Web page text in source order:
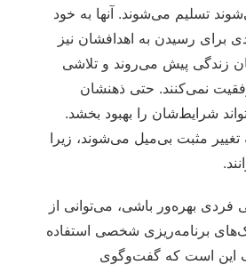
تسلیم می‌شوند. آنها به خود
برای رسیدن به اهدافشان نیز
زندگی پیش می‌روند و تلاشی
نمی‌کنند. حتی ذهنشان
شرایط‌شان را بهبود بخشد.
تغییر مثبت بی‌میل می‌شوند، زیرا
بهره‌ور باشی، می‌توانی از
برنامه‌ریزی شخصی استفاده
این است که گفت‌وگوی